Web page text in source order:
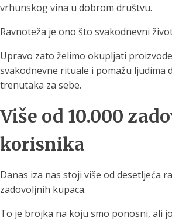
vrhunskog vina u dobrom društvu.
Ravnoteža je ono što svakodnevni
Upravo zato želimo okupljati
svakodnevne rituale i pomažu ljudima
trenutaka za sebe.
Više od 10.000
korisnika
Danas iza nas stoji više od desetljeća
zadovoljnih kupaca.
To je brojka na koju smo ponosni, ali